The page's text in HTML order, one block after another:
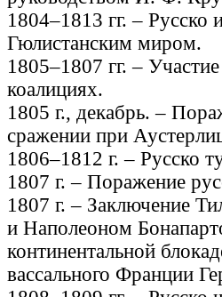
1804–1813 гг. – Русско
Гюлистанским миром.
1805–1807 гг. –
коалициях.
1805 г., декабрь. –
сражении при
1806–1812 г. – Русско
1807 г. – Поражение
1807 г. – Заключение
и Наполеоном
континентальной
вассального Франции